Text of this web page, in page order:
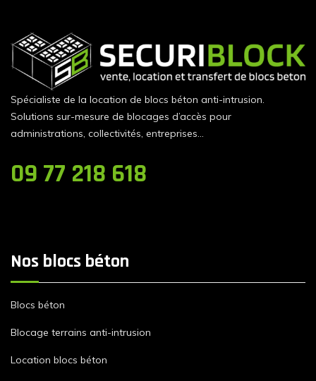
Spécialiste de la location de blocs béton anti-intrusion.
Solutions sur-mesure de blocages d’accès pour
administrations, collectivités, entreprises…
09 77 218 618
Nos blocs béton
Blocs béton
Blocage terrains anti-intrusion
Location blocs béton